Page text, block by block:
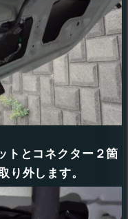
トとコネクター２箇
り外します。